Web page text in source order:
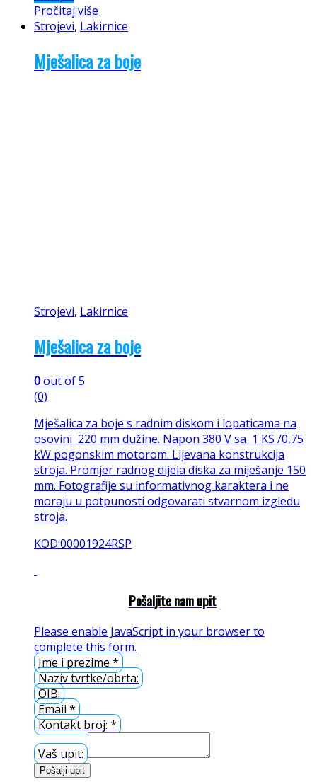
Pročitaj više
Strojevi, Lakirnice
Mješalica za boje
Strojevi, Lakirnice
Mješalica za boje
0out of 5
(0)
Mješalica za boje s radnim diskom i lopaticama na
osovini 220 mm dužine. Napon 380 V sa 1 KS /0,75
kW pogonskim motorom. Lijevana konstrukcija
stroja. Promjer radnog dijela diska za miješanje 150
mm. Fotografije su informativnog karaktera i ne
moraju u potpunosti odgovarati stvarnom izgledu
stroja.
KOD:00001924RSP
Pošaljite nam upit
Please enable JavaScript in your browser to
complete this form.
Ime i prezime *
Naziv tvrtke/obrta:
OIB:
Email *
Kontakt broj: *
Vaš upit:
Pošalji upit